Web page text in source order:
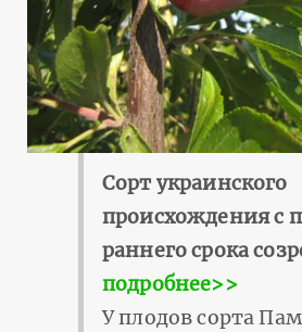
Сорт украинского
происхождения с
раннего срока
подробнее>>
У плодов сорта